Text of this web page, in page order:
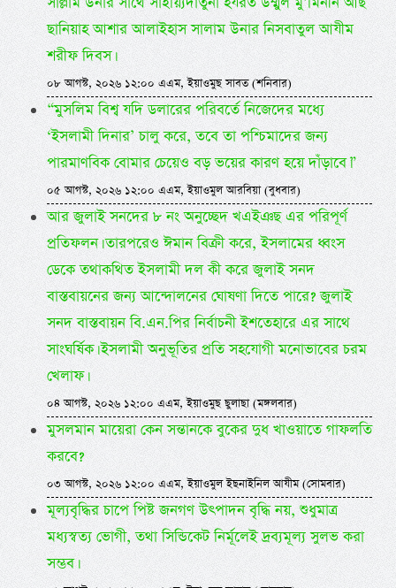
ছানিয়াহ আশার আলাইহাস সালাম উনার নিসবাতুল আযীম
শরীফ দিবস।
০৮ আগস্ট, ২০২৬ ১২:০০ এএম, ইয়াওমুছ সাবত (শনিবার)
“মুসলিম বিশ্ব যদি ডলারের পরিবর্তে নিজেদের মধ্যে
‘ইসলামী দিনার’ চালু করে, তবে তা পশ্চিমাদের জন্য
পারমাণবিক বোমার চেয়েও বড় ভয়ের কারণ হয়ে দাঁড়াবে।”
০৫ আগস্ট, ২০২৬ ১২:০০ এএম, ইয়াওমুল আরবিয়া (বুধবার)
আর জুলাই সনদের ৮ নং অনুচ্ছেদ খএইঞছ এর পরিপূর্ণ
প্রতিফলন। তারপরেও ঈমান বিক্রী করে, ইসলামের ধ্বংস
ডেকে তথাকথিত ইসলামী দল কী করে জুলাই সনদ
বাস্তবায়নের জন্য আন্দোলনের ঘোষণা দিতে পারে? জুলাই
সনদ বাস্তবায়ন বি.এন.পির নির্বাচনী ইশতেহারে এর সাথে
সাংঘর্ষিক। ইসলামী অনুভূতির প্রতি সহযোগী মনোভাবের চরম
খেলাফ।
০৪ আগস্ট, ২০২৬ ১২:০০ এএম, ইয়াওমুছ ছুলাছা (মঙ্গলবার)
মুসলমান মায়েরা কেন সন্তানকে বুকের দুধ খাওয়াতে গাফলতি
করবে?
০৩ আগস্ট, ২০২৬ ১২:০০ এএম, ইয়াওমুল ইছনাইনিল আযীম (সোমবার)
মূল্যবৃদ্ধির চাপে পিষ্ট জনগণ উৎপাদন বৃদ্ধি নয়, শুধুমাত্র
মধ্যস্বত্য ভোগী, তথা সিন্ডিকেট নির্মূলেই দ্রব্যমূল্য সুলভ করা
সম্ভব।